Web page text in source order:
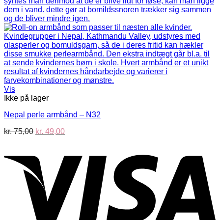
Vis
Ikke på lager
Nepal perle armbånd – N32
kr.75,00 Den
var:
kr. 75,00.
kr. 49,00Den
er:
kr. 49,00.